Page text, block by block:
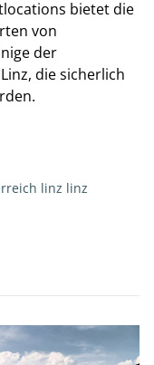
bietet die
von
der
die sicherlich
linz linz